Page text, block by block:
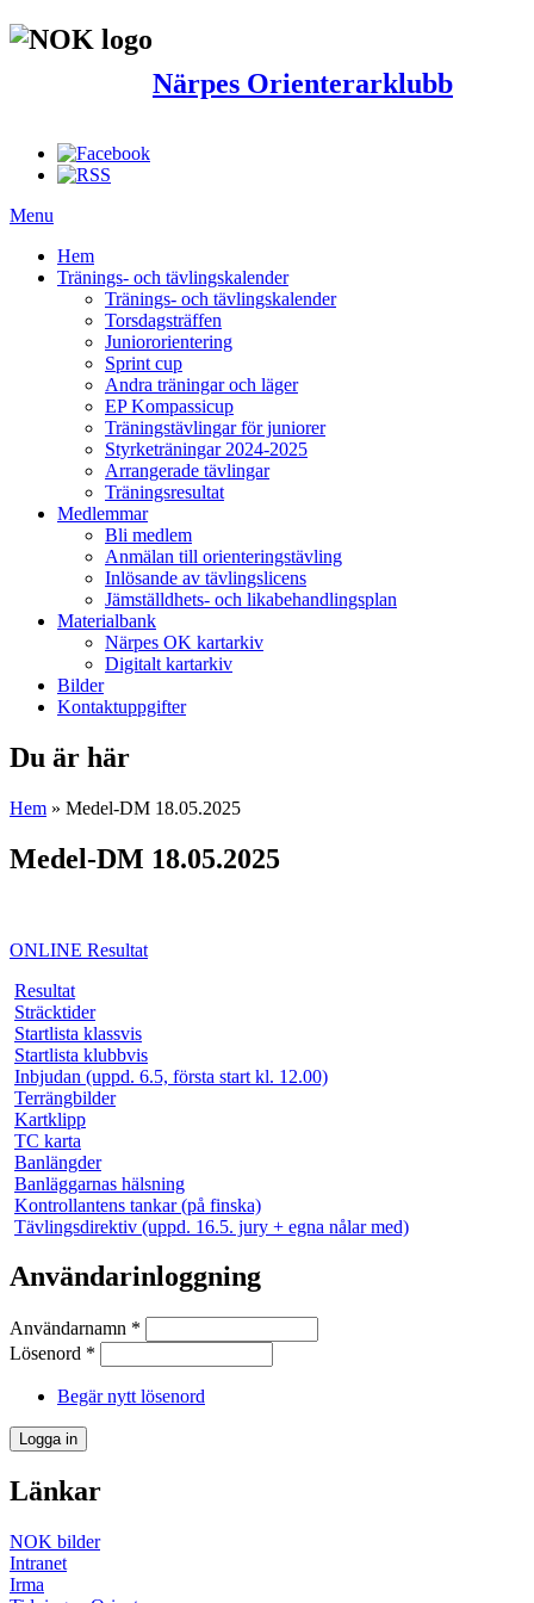
Närpes Orienterarklubb
Menu
Hem
Tränings- och tävlingskalender
Tränings- och tävlingskalender
Torsdagsträffen
Juniororientering
Sprint cup
Andra träningar och läger
EP Kompassicup
Träningstävlingar för juniorer
Styrketräningar 2024-2025
Arrangerade tävlingar
Träningsresultat
Medlemmar
Bli medlem
Anmälan till orienteringstävling
Inlösande av tävlingslicens
Jämställdhets- och likabehandlingsplan
Materialbank
Närpes OK kartarkiv
Digitalt kartarkiv
Bilder
Kontaktuppgifter
Du är här
Hem » Medel-DM 18.05.2025
Medel-DM 18.05.2025
ONLINE Resultat
Resultat
Sträcktider
Startlista klassvis
Startlista klubbvis
Inbjudan (uppd. 6.5, första start kl. 12.00)
Terrängbilder
Kartklipp
TC karta
Banlängder
Banläggarnas hälsning
Kontrollantens tankar (på finska)
Tävlingsdirektiv (uppd. 16.5. jury + egna nålar med)
Användarinloggning
Användarnamn *
Lösenord *
Begär nytt lösenord
Länkar
NOK bilder
Intranet
Irma